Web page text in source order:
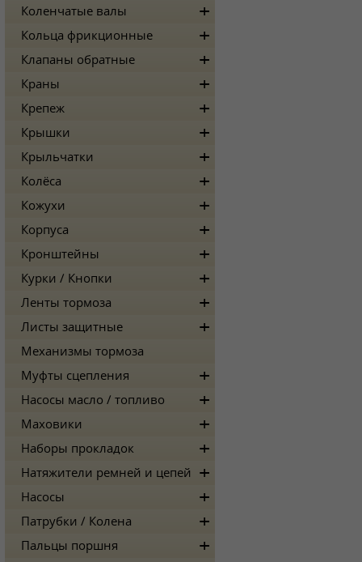
Коленчатые валы
Кольца фрикционные
Клапаны обратные
Краны
Крепеж
Крышки
Крыльчатки
Колёса
Кожухи
Корпуса
Кронштейны
Курки / Кнопки
Ленты тормоза
Листы защитные
Механизмы тормоза
Муфты сцепления
Насосы масло / топливо
Маховики
Наборы прокладок
Натяжители ремней и цепей
Насосы
Патрубки / Колена
Пальцы поршня